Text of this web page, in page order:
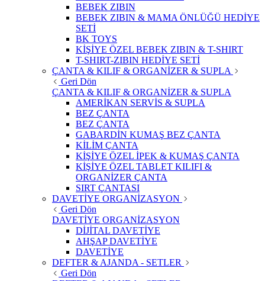
BEBEK ZIBIN
BEBEK ZIBIN & MAMA ÖNLÜĞÜ HEDİYE
SETİ
BK TOYS
KİŞİYE ÖZEL BEBEK ZIBIN & T-SHIRT
T-SHIRT-ZIBIN HEDİYE SETİ
ÇANTA & KILIF & ORGANİZER & SUPLA
Geri Dön
ÇANTA & KILIF & ORGANİZER & SUPLA
AMERİKAN SERVİS & SUPLA
BEZ ÇANTA
BEZ ÇANTA
GABARDİN KUMAŞ BEZ ÇANTA
KİLİM ÇANTA
KİŞİYE ÖZEL İPEK & KUMAŞ ÇANTA
KİŞİYE ÖZEL TABLET KILIFI &
ORGANİZER ÇANTA
SIRT ÇANTASI
DAVETİYE ORGANİZASYON
Geri Dön
DAVETİYE ORGANİZASYON
DİJİTAL DAVETİYE
AHŞAP DAVETİYE
DAVETİYE
DEFTER & AJANDA - SETLER
Geri Dön